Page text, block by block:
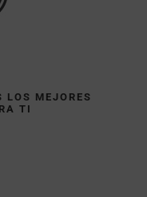
LOS MEJORES
TI